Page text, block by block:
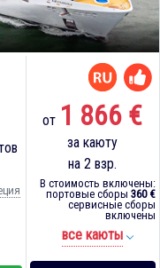
от 1 866 €
за каюту
на 2 взр.
В стоимость включены:
портовые сборы 360 €
сервисные сборы
включены
все каюты